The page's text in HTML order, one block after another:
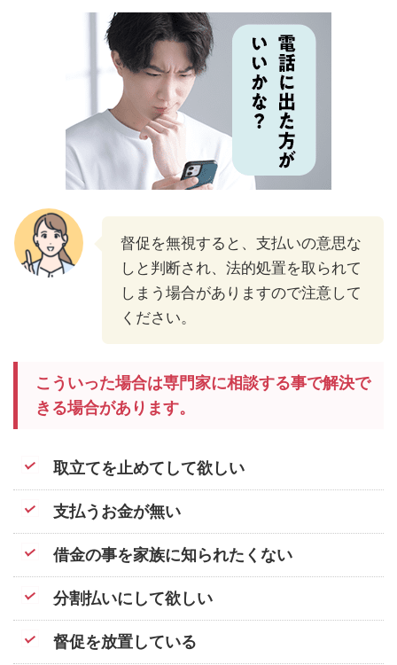
督促を無視すると、支払いの意思な
しと判断され、法的処置を取られて
しまう場合がありますので注意して
ください。
こういった場合は専門家に相談する事で解決で
きる場合があります。
取立てを止めてして欲しい
支払うお金が無い
借金の事を家族に知られたくない
分割払いにして欲しい
督促を放置している